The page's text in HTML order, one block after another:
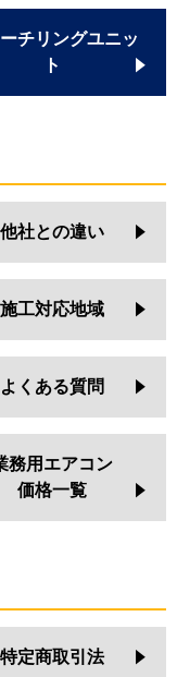
チリングユニッ
ト
他社との違い
施工対応地域
よくある質問
務用エアコン
価格一覧
特定商取引法